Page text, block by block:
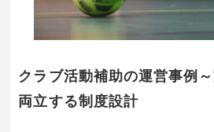
クラブ活動補助の運営事例
両立する制度設計